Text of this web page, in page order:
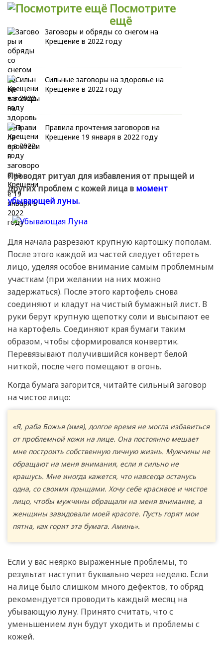
Посмотрите
ещё
Заговоры и обряды со снегом на
Крещение в 2022 году
Сильные заговоры на здоровье на
Крещение в 2022 году
Правила прочтения заговоров на
Крещение 19 января в 2022 году
Проводят ритуал для избавления от прыщей и
других проблем с кожей лица в момент
убывающей луны.
Для начала разрезают крупную картошку пополам.
После этого каждой из частей следует обтереть
лицо, уделяя особое внимание самым проблемным
участкам (при желании на них можно
задержаться). После этого картофель снова
соединяют и кладут на чистый бумажный лист. В
руки берут крупную щепотку соли и высыпают ее
на картофель. Соединяют края бумаги таким
образом, чтобы сформировался конвертик.
Перевязывают получившийся конверт белой
ниткой, после чего помещают в огонь.
Когда бумага загорится, читайте сильный заговор
на чистое лицо:
«Я, раба Божья (имя), долгое время не могла избавиться
от проблемной кожи на лице. Она постоянно мешает
мне построить собственную личную жизнь. Мужчины не
обращают на меня внимания, если я сильно не
крашусь. Мне иногда кажется, что навсегда останусь
одна, со своими прыщами. Хочу себе красивое и чистое
лицо, чтобы мужчины обращали на меня внимание, а
женщины завидовали моей красоте. Пусть горят мои
пятна, как горит эта бумага. Аминь».
Если у вас неярко выраженные проблемы, то
результат наступит буквально через неделю. Если
на лице было слишком много дефектов, то обряд
рекомендуется проводить каждый месяц на
убывающую луну. Принято считать, что с
уменьшением лун будут уходить и проблемы с
кожей.